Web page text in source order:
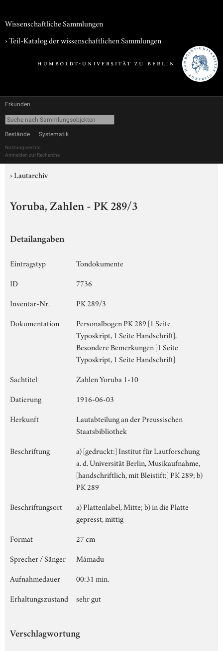
Wissenschaftliche Sammlungen
› Teil-Katalog der wissenschaftlichen Sammlungen
Erkunden
Bestände Systematik
Nutzungsrechte
Anmelden zur Recherche
›Lautarchiv
Yoruba, Zahlen - PK 289/3
Detailangaben
Eintragstyp
Tondokumente
ID
7736
Inventar-Nr.
PK 289/3
Dokumentation
Personalbogen PK 289 [1 Seite
Typoskript, 1 Seite Handschrift],
Besondere Bemerkungen [1 Seite
Typoskript, 1 Seite Handschrift]
Sachtitel
Zahlen Yoruba 1-10
Datierung
1916-06-03
Herkunft
Lautabteilung an der Preussischen
Staatsbibliothek
Beschriftung
a) [gedruckt:] Institut für Lautforschung
a. d. Universität Berlin, Musikaufnahme,
[handschriftlich, mit Bleistift:] PK 289; b)
PK 289
Beschriftungsort
a) Plattenlabel, Mitte; b) in die Platte
gepresst, mittig
Format
27 cm
Sprecher / Sänger
Mámadu
Aufnahmedauer
00:31 min.
Erhaltungszustand
sehr gut
Verschlagwortung